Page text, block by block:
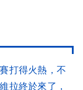
打得火熱，不
拉終於來了，